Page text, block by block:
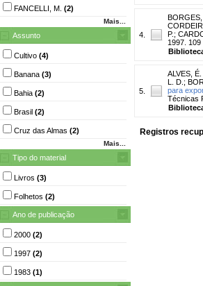
FANCELLI, M. (2)
Mais...
Assunto
Cultivo (4)
Banana (3)
Bahia (2)
Brasil (2)
Cruz das Almas (2)
Mais...
Tipo do material
Livros (3)
Folhetos (2)
Ano de publicação
2000 (2)
1997 (2)
1983 (1)
4.
BORGES,
P. ;
1997. 109
5.
ALVES, É.
L. D. ;
para
Técnicas
Registros